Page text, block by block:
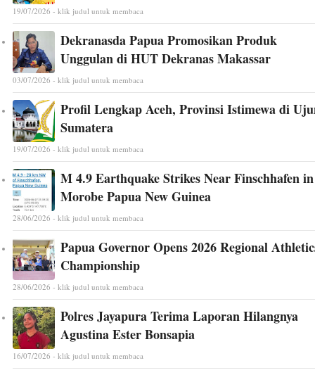
19/07/2026 - klik judul untuk membaca
Dekranasda Papua Promosikan Produk
Unggulan di HUT Dekranas Makassar
03/07/2026 - klik judul untuk membaca
Profil Lengkap Aceh, Provinsi Istimewa di
Sumatera
19/07/2026 - klik judul untuk membaca
M 4.9 Earthquake Strikes Near Finschhafen in
Morobe Papua New Guinea
28/06/2026 - klik judul untuk membaca
Papua Governor Opens 2026 Regional
Championship
28/06/2026 - klik judul untuk membaca
Polres Jayapura Terima Laporan Hilangnya
Agustina Ester Bonsapia
16/07/2026 - klik judul untuk membaca